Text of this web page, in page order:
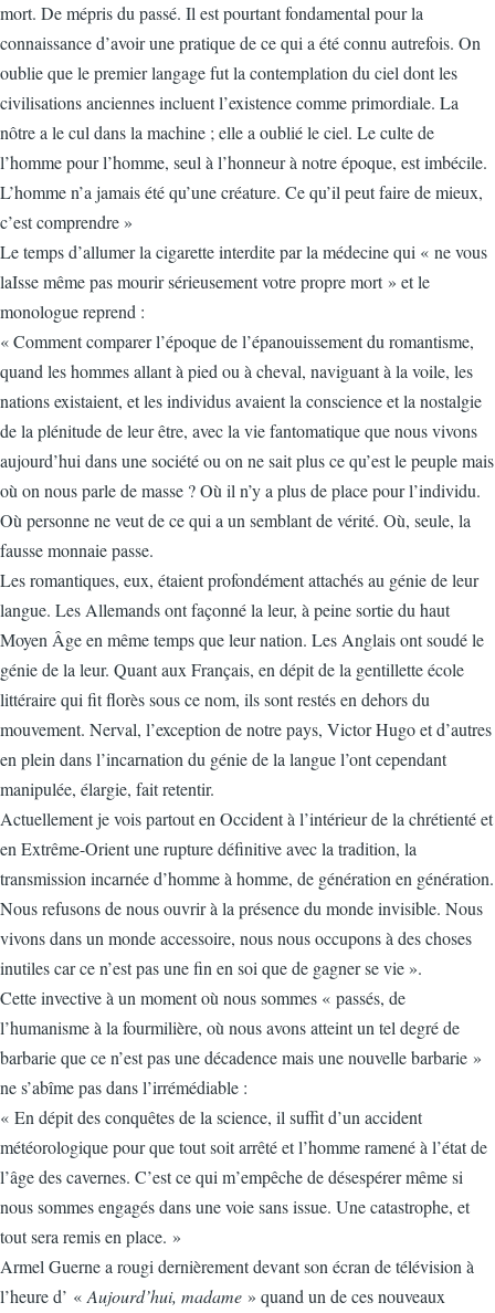
mort. De mépris du passé. Il est pourtant fondamental pour la
connaissance d’avoir une pratique de ce qui a été connu autrefois. On
oublie que le premier langage fut la contemplation du ciel dont les
civilisations anciennes incluent l’existence comme primordiale. La
nôtre a le cul dans la machine ; elle a oublié le ciel. Le culte de
l’homme pour l’homme, seul à l’honneur à notre époque, est imbécile.
L’homme n’a jamais été qu’une créature. Ce qu’il peut faire de mieux,
c’est comprendre »
Le temps d’allumer la cigarette interdite par la médecine qui « ne vous
laIsse même pas mourir sérieusement votre propre mort » et le
monologue reprend :
« Comment comparer l’époque de l’épanouissement du romantisme,
quand les hommes allant à pied ou à cheval, naviguant à la voile, les
nations existaient, et les individus avaient la conscience et la nostalgie
de la plénitude de leur être, avec la vie fantomatique que nous vivons
aujourd’hui dans une société ou on ne sait plus ce qu’est le peuple mais
où on nous parle de masse ? Où il n’y a plus de place pour l’individu.
Où personne ne veut de ce qui a un semblant de vérité. Où, seule, la
fausse monnaie passe.
Les romantiques, eux, étaient profondément attachés au génie de leur
langue. Les Allemands ont façonné la leur, à peine sortie du haut
Moyen Âge en même temps que leur nation. Les Anglais ont soudé le
génie de la leur. Quant aux Français, en dépit de la gentillette école
littéraire qui fit florès sous ce nom, ils sont restés en dehors du
mouvement. Nerval, l’exception de notre pays, Victor Hugo et d’autres
en plein dans l’incarnation du génie de la langue l’ont cependant
manipulée, élargie, fait retentir.
Actuellement je vois partout en Occident à l’intérieur de la chrétienté et
en Extrême-Orient une rupture définitive avec la tradition, la
transmission incarnée d’homme à homme, de génération en génération.
Nous refusons de nous ouvrir à la présence du monde invisible. Nous
vivons dans un monde accessoire, nous nous occupons à des choses
inutiles car ce n’est pas une fin en soi que de gagner se vie ».
Cette invective à un moment où nous sommes « passés, de
l’humanisme à la fourmilière, où nous avons atteint un tel degré de
barbarie que ce n’est pas une décadence mais une nouvelle barbarie »
ne s’abîme pas dans l’irrémédiable :
« En dépit des conquêtes de la science, il suffit d’un accident
météorologique pour que tout soit arrêté et l’homme ramené à l’état de
l’âge des cavernes. C’est ce qui m’empêche de désespérer même si
nous sommes engagés dans une voie sans issue. Une catastrophe, et
tout sera remis en place. »
Armel Guerne a rougi dernièrement devant son écran de télévision à
l’heure d’ « Aujourd’hui, madame » quand un de ces nouveaux